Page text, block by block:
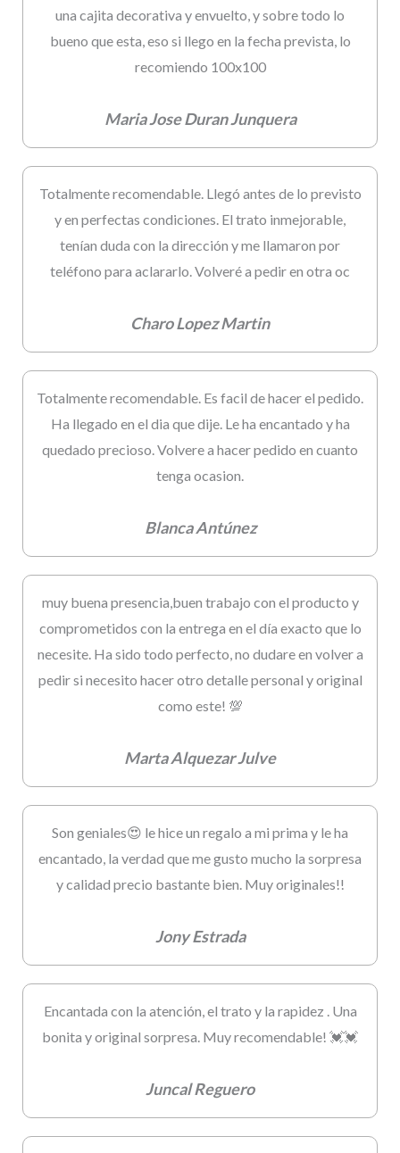
una cajita decorativa y envuelto, y sobre todo lo
bueno que esta, eso si llego en la fecha prevista, lo
recomiendo 100x100
Maria Jose Duran Junquera
Totalmente recomendable. Llegó antes de lo previsto
y en perfectas condiciones. El trato inmejorable,
tenían duda con la dirección y me llamaron por
teléfono para aclararlo. Volveré a pedir en otra oc
Charo Lopez Martin
Totalmente recomendable. Es facil de hacer el pedido.
Ha llegado en el dia que dije. Le ha encantado y ha
quedado precioso. Volvere a hacer pedido en cuanto
tenga ocasion.
Blanca Antúnez
muy buena presencia,buen trabajo con el producto y
comprometidos con la entrega en el día exacto que lo
necesite. Ha sido todo perfecto, no dudare en volver a
pedir si necesito hacer otro detalle personal y original
como este! 💯
Marta Alquezar Julve
Son geniales😍 le hice un regalo a mi prima y le ha
encantado, la verdad que me gusto mucho la sorpresa
y calidad precio bastante bien. Muy originales!!
Jony Estrada
Encantada con la atención, el trato y la rapidez . Una
bonita y original sorpresa. Muy recomendable! 💓💓
Juncal Reguero